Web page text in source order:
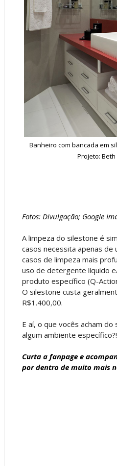
Banheiro com bancada em
Projeto: Beth
Fotos: Divulgação; Google
A limpeza do silestone é
casos necessita apenas de
casos de limpeza mais
uso de detergente líquido
produto específico (Q-
O silestone custa
R$1.400,00.
E aí, o que vocês acham
algum ambiente específico?!
Curta a fanpagee
por dentro de muito mais